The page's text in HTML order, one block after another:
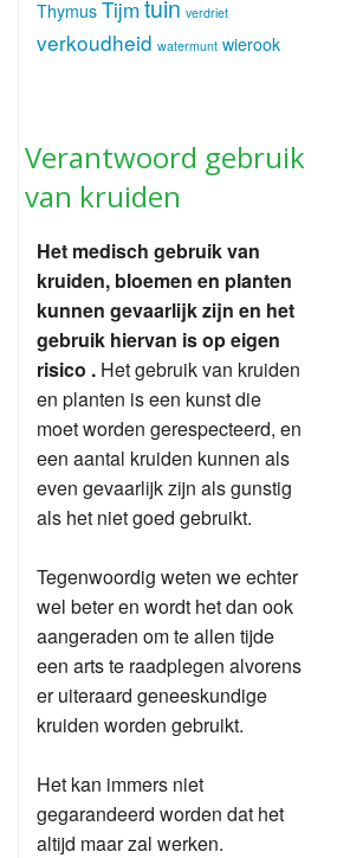
Thymus Tijm tuin verdriet
verkoudheid watermunt wierook
Verantwoord gebruik
van kruiden
Het medisch gebruik van
kruiden, bloemen en planten
kunnen gevaarlijk zijn en het
gebruik hiervan is op eigen
risico . Het gebruik van kruiden
en planten is een kunst die
moet worden gerespecteerd, en
een aantal kruiden kunnen als
even gevaarlijk zijn als gunstig
als het niet goed gebruikt.
Tegenwoordig weten we echter
wel beter en wordt het dan ook
aangeraden om te allen tijde
een arts te raadplegen alvorens
er uiteraard geneeskundige
kruiden worden gebruikt.
Het kan immers niet
gegarandeerd worden dat het
altijd maar zal werken.